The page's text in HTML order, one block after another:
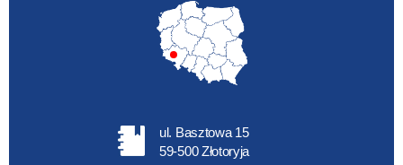
ul. Basztowa 15
59-500 Złotoryja